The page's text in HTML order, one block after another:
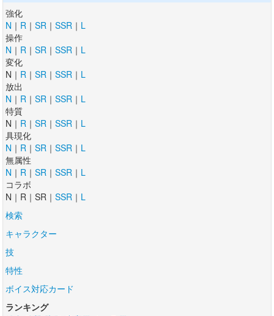
強化
N ｜ R ｜ SR ｜ SSR ｜ L
操作
N ｜ R ｜ SR ｜ SSR ｜ L
変化
N｜ R ｜ SR ｜ SSR ｜ L
放出
N ｜ R ｜ SR ｜ SSR ｜ L
特質
N｜ R ｜ SR ｜ SSR ｜ L
具現化
N ｜ R ｜ SR ｜ SSR ｜ L
無属性
N ｜ R ｜ SR ｜ SSR ｜ L
コラボ
N｜R｜SR｜ SSR ｜ L
検索
キャラクター
技
特性
ボイス対応カード
ランキング